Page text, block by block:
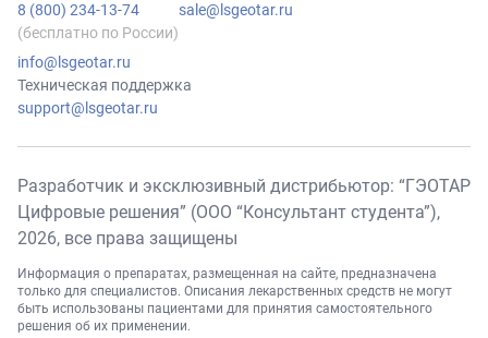
8 (800) 234-13-74
(бесплатно по России)
info@lsgeotar.ru
sale@lsgeotar.ru
Техническая поддержка
support@lsgeotar.ru
Разработчик и эксклюзивный дистрибьютор: “ГЭОТАР
Цифровые решения” (ООО “Консультант студента”),
2026, все права защищены
Информация о препаратах, размещенная на сайте, предназначена
только для специалистов. Описания лекарственных средств не могут
быть использованы пациентами для принятия самостоятельного
решения об их применении.